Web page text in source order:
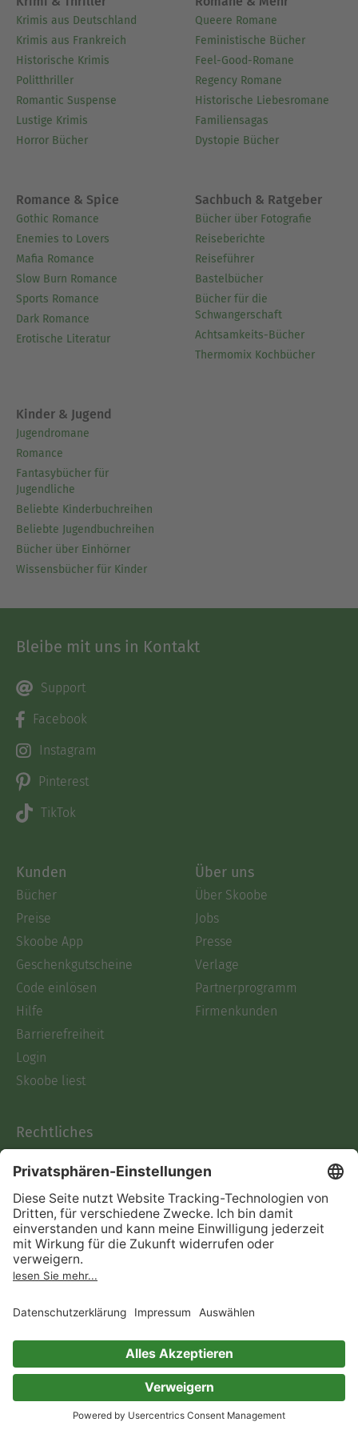
Krimis aus Deutschland
Krimis aus Frankreich
Historische Krimis
Politthriller
Romantic Suspense
Lustige Krimis
Horror Bücher
Queere Romane
Feministische Bücher
Feel-Good-Romane
Regency Romane
Historische Liebesromane
Familiensagas
Dystopie Bücher
Romance & Spice
Gothic Romance
Enemies to Lovers
Mafia Romance
Slow Burn Romance
Sports Romance
Dark Romance
Erotische Literatur
Sachbuch & Ratgeber
Bücher über Fotografie
Reiseberichte
Reiseführer
Bastelbücher
Bücher für die
Schwangerschaft
Achtsamkeits-Bücher
Thermomix Kochbücher
Kinder & Jugend
Jugendromane
Romance
Fantasybücher für
Jugendliche
Beliebte Kinderbuchreihen
Beliebte Jugendbuchreihen
Bücher über Einhörner
Wissensbücher für Kinder
Bleibe mit uns in Kontakt
Support
Facebook
Instagram
Pinterest
TikTok
Kunden
Bücher
Preise
Skoobe App
Geschenkgutscheine
Code einlösen
Hilfe
Barrierefreiheit
Login
Skoobe liest
Über uns
Über Skoobe
Jobs
Presse
Verlage
Partnerprogramm
Firmenkunden
Rechtliches
AGB
Informationen nach Data
Act
Verträge hier kündigen
Impressum
Immer ein gutes Buch